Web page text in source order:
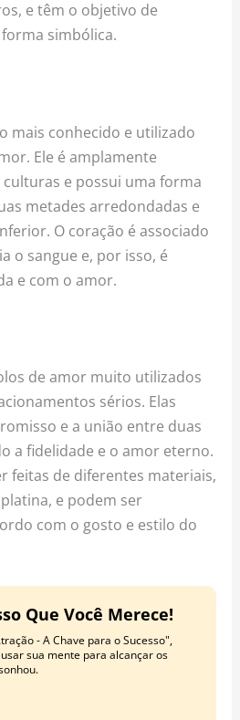
e têm o objetivo de
simbólica.
mais conhecido e utilizado
Ele é amplamente
e possui uma forma
metades arredondadas e
O coração é associado
o sangue e, por isso, é
e com o amor.
de amor muito utilizados
sérios. Elas
e a união entre duas
a fidelidade e o amor eterno.
feitas de diferentes materiais,
e podem ser
com o gosto e estilo do
Que Você Merece!
- A Chave para o Sucesso",
sua mente para alcançar os